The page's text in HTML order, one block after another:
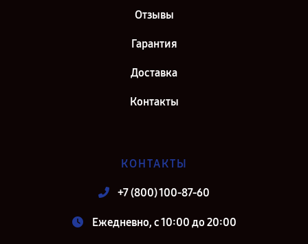
Отзывы
Гарантия
Доставка
Контакты
КОНТАКТЫ
+7 (800) 100-87-60
Ежедневно, с 10:00 до 20:00